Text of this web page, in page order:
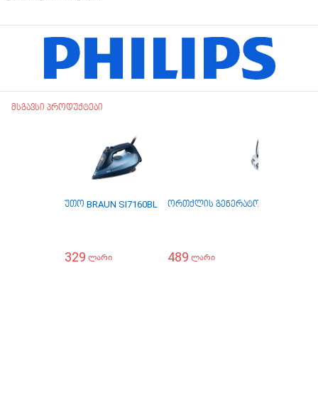
მსგავსი პროდუქტები
უთო BRAUN SI7160BL
329 ლარი
ორთქლის გენერატორი BRAUN
489 ლარი